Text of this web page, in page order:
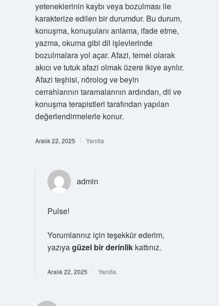
yeteneklerinin kaybı veya bozulması ile
karakterize edilen bir durumdur. Bu durum,
konuşma, konuşulanı anlama, ifade etme,
yazma, okuma gibi dil işlevlerinde
bozulmalara yol açar. Afazi, temel olarak
akıcı ve tutuk afazi olmak üzere ikiye ayrılır.
Afazi teşhisi, nörolog ve beyin
cerrahlarının taramalarının ardından, dil ve
konuşma terapistleri tarafından yapılan
değerlendirmelerle konur.
Aralık 22, 2025 Yanıtla
admin
Pulse!
Yorumlarınız için teşekkür ederim,
yazıyagüzel bir derinlikkattınız.
Aralık 22, 2025 Yanıtla